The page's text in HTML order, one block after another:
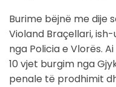
Burime bëjnë me dije
Violand Braçellari,
nga Policia e Vlorës.
10 vjet burgim nga
penale të prodhimit